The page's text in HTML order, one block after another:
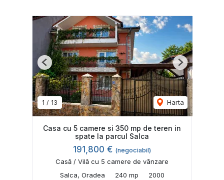
1 / 13 Harta
Previous Next
Casa cu 5 camere si 350 mp de teren in
spate la parcul Salca
191,800 € (negociabil)
Casă / Vilă cu 5 camere de vânzare
Salca, Oradea
240 mp 2000